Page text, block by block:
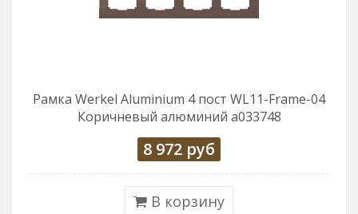
Рамка Werkel Aluminium 4 пост WL11-Frame-04
Коричневый алюминий a033748
8 972 руб
В корзину